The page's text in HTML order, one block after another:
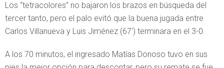
Los “tetracolores” no bajaron los brazos en búsqueda del
tercer tanto, pero el palo evitó que la buena jugada entre
Carlos Villanueva y Luis Jiménez (67′) terminara en el 3-0.
A los 70 minutos, el ingresado Matías Donoso tuvo en sus